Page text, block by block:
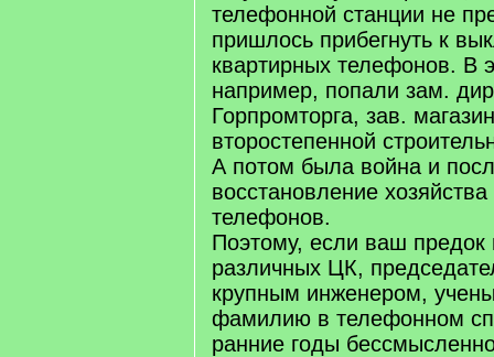
телефонной станции не
пришлось прибегнуть к
квартирных телефонов. В
например, попали зам.
Горпромторга, зав.
второстепенной
А потом была война и
восстановление
телефонов.
Поэтому, если ваш предок
различных ЦК,
крупным инженером,
фамилию в телефонном
ранние годы